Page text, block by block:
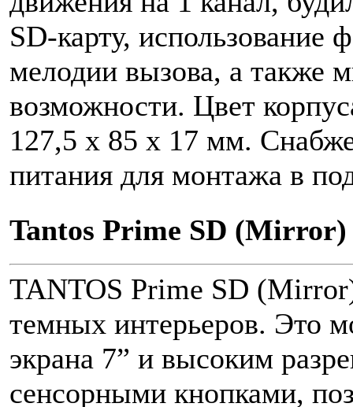
SD-карту, использование
мелодии вызова, а также
возможности. Цвет
127,5 х 85 х 17 мм.
питания для монтажа в
Tantos Prime SD
TANTOS Prime SD
темных интерьеров. Это
экрана 7” и высоким
сенсорными кнопками,